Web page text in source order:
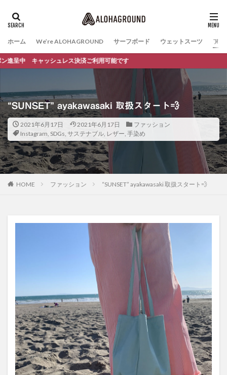
ホーム We’re ALOHAGROUND サーフボード ウェットスーツ ファ
ス決済ご利用可能です
“SUNSET” ayakawasaki 取扱スタート💨
2021年6月17日 2021年6月17日
ファッション
Instagram, SDGs, サステナブル, レザー, 手染め
HOME ファッション “SUNSET” ayakawasaki 取扱スタート💨